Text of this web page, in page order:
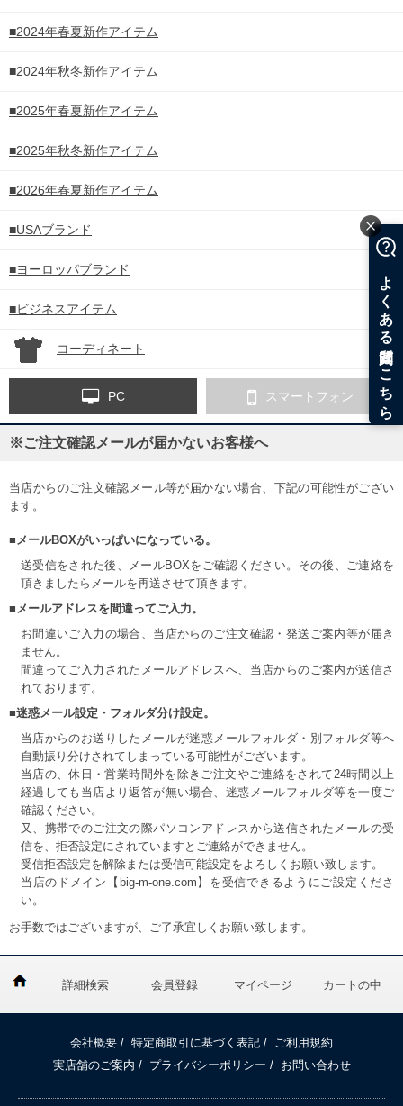
■2024年春夏新作アイテム
■2024年秋冬新作アイテム
■2025年春夏新作アイテム
■2025年秋冬新作アイテム
■2026年春夏新作アイテム
■USAブランド
■ヨーロッパブランド
■ビジネスアイテム
コーディネート
PC スマートフォン
※ご注文確認メールが届かないお客様へ
当店からのご注文確認メール等が届かない場合、下記の可能性がござい
ます。
■メールBOXがいっぱいになっている。
送受信をされた後、メールBOXをご確認ください。その後、ご連絡を
頂きましたらメールを再送させて頂きます。
■メールアドレスを間違ってご入力。
お間違いご入力の場合、当店からのご注文確認・発送ご案内等が届き
ません。
間違ってご入力されたメールアドレスへ、当店からのご案内が送信さ
れております。
■迷惑メール設定・フォルダ分け設定。
当店からのお送りしたメールが迷惑メールフォルダ・別フォルダ等へ
自動振り分けされてしまっている可能性がございます。
当店の、休日・営業時間外を除きご注文やご連絡をされて24時間以上
経過しても当店より返答が無い場合、迷惑メールフォルダ等を一度ご
確認ください。
又、携帯でのご注文の際パソコンアドレスから送信されたメールの受
信を、拒否設定にされていますとご連絡ができません。
受信拒否設定を解除または受信可能設定をよろしくお願い致します。
当店のドメイン【big-m-one.com】を受信できるようにご設定くださ
い。
お手数ではございますが、ご了承宜しくお願い致します。
詳細検索 会員登録 マイページ カートの中
会社概要 / 特定商取引に基づく表記 /
ご利用規約
実店舗のご案内 / プライバシーポリシー / お問い合わせ